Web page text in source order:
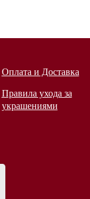
Оплата и Доставка
Правила ухода за
украшениями